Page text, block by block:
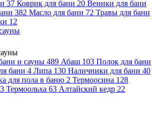
37 Коврик для бани 20 Веники для бани
382 Масло для бани 72 Травы для бани
12
и сауны 489 Абаш 103 Полок для бани
бани 4 Липа 130 Наличники для бани 40
для пола в баню 2 Термоосина 128
Термоольха 63 Алтайский кедр 22